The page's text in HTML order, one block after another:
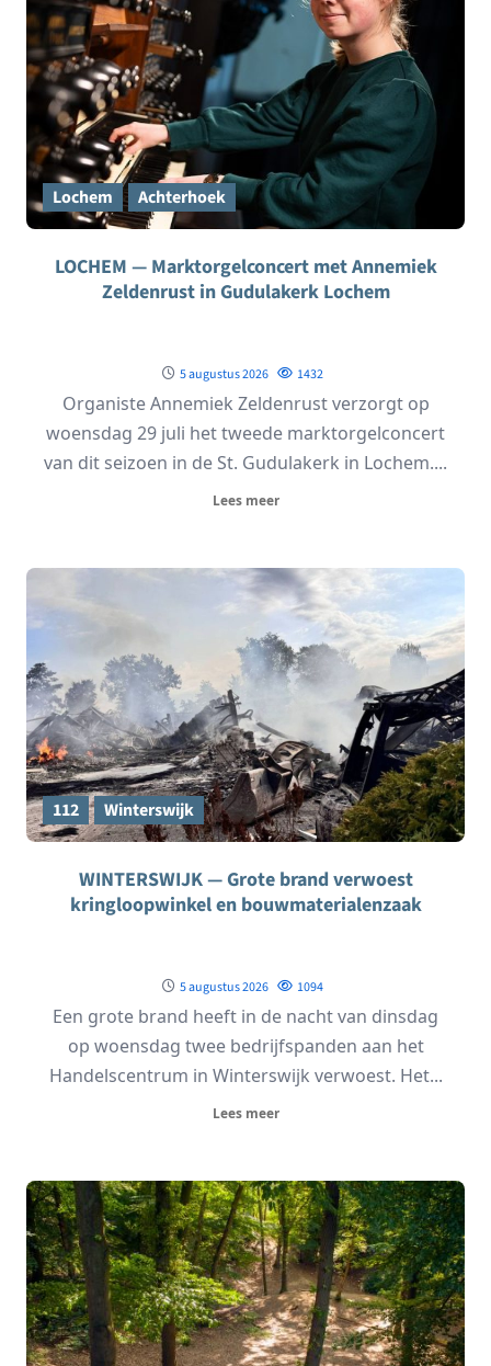
Lochem Achterhoek
LOCHEM — Marktorgelconcert met Annemiek
Zeldenrust in Gudulakerk Lochem
5 augustus 2026 1432
Organiste Annemiek Zeldenrust verzorgt op
woensdag 29 juli het tweede marktorgelconcert
van dit seizoen in de St. Gudulakerk in Lochem....
Lees meer
112 Winterswijk
WINTERSWIJK — Grote brand verwoest
kringloopwinkel en bouwmaterialenzaak
5 augustus 2026 1094
Een grote brand heeft in de nacht van dinsdag
op woensdag twee bedrijfspanden aan het
Handelscentrum in Winterswijk verwoest. Het...
Lees meer